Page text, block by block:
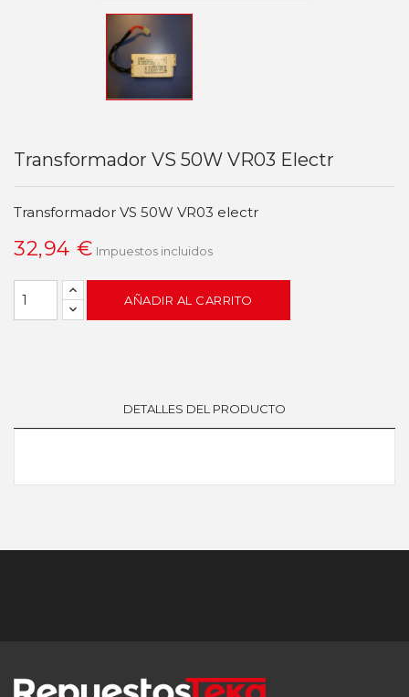
Transformador VS 50W VR03 Electr
Transformador VS 50W VR03 electr
32,94 € Impuestos incluidos
AÑADIR AL CARRITO
DETALLES DEL PRODUCTO